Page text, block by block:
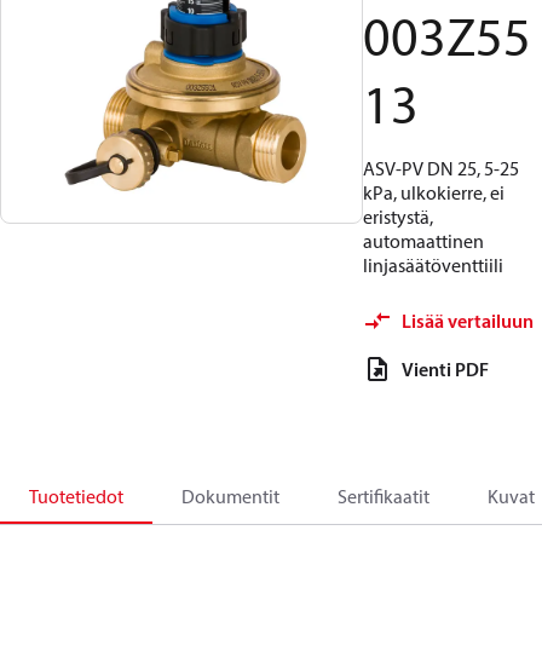
003Z55
13
ASV-PV DN 25, 5-25
kPa, ulkokierre, ei
eristystä,
automaattinen
linjasäätöventtiili
Lisää vertailuun
Vienti PDF
Tuotetiedot Dokumentit Sertifikaatit Kuvat